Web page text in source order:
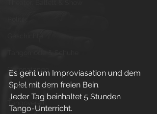
Coronatango
Online-Milonga
Tangoverein
Es geht um Improviasation und dem
Spiel mit dem freien Bein.
Jeder Tag beinhaltet 5 Stunden
Tango-Unterricht.